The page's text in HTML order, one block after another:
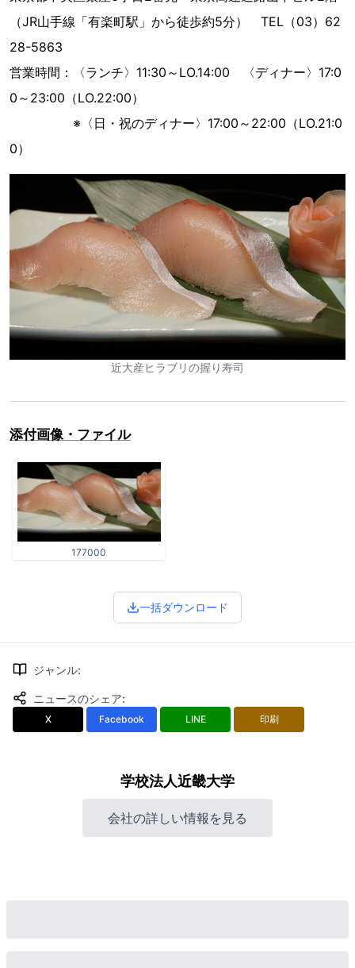
（JR山手線「有楽町駅」から徒歩約5分） TEL（03）62
28-5863
営業時間：〈ランチ〉11:30～LO.14:00 〈ディナー〉17:0
0～23:00（LO.22:00）
※〈日・祝のディナー〉17:00～22:00（LO.21:0
0）
近大産ヒラブリの握り寿司
添付画像・ファイル
177000
一括ダウンロード
ジャンル:
ニュースのシェア:
X Facebook LINE 印刷
学校法人近畿大学
会社の詳しい情報を見る